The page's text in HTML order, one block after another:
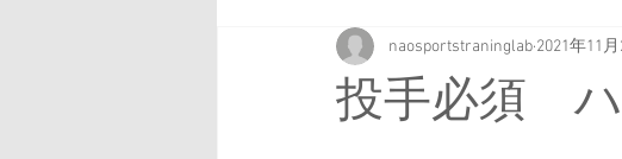
チームトレーナー 学童野球 投球指
投手必須 ハ
naosportstraninglab 2021年11月